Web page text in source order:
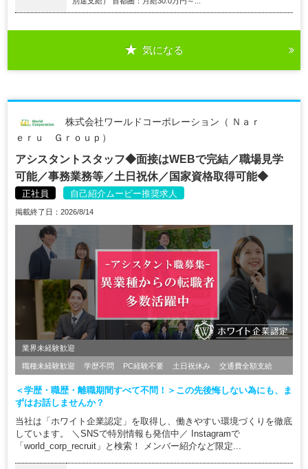
気になる
株式会社ワールドコーポレーション（ Ｎａｒ
ｅｒｕ Ｇｒｏｕｐ）
アシスタントスタッフ◆面接はWEBで完結／職場見学
可能／事務業務等／土日祝休／国家資格取得可能◆
正社員 自己紹介ムービー推奨求人
掲載終了日：2026/8/14
業界未経験歓迎
職種未経験歓迎 学歴不問 PC経験不要 土日祝休み 交通費全額支給
＜学歴・職歴・離職期間すべて不問！＞この先後悔しない為にも、ま
ずはお話しませんか？
当社は「ホワイト企業認定」を取得し、働きやすい環境づくりを徹底
しています。 ＼SNSで特別情報も発信中／ Instagramで
「world_corp_recruit」と検索！ メンバー紹介など限定...